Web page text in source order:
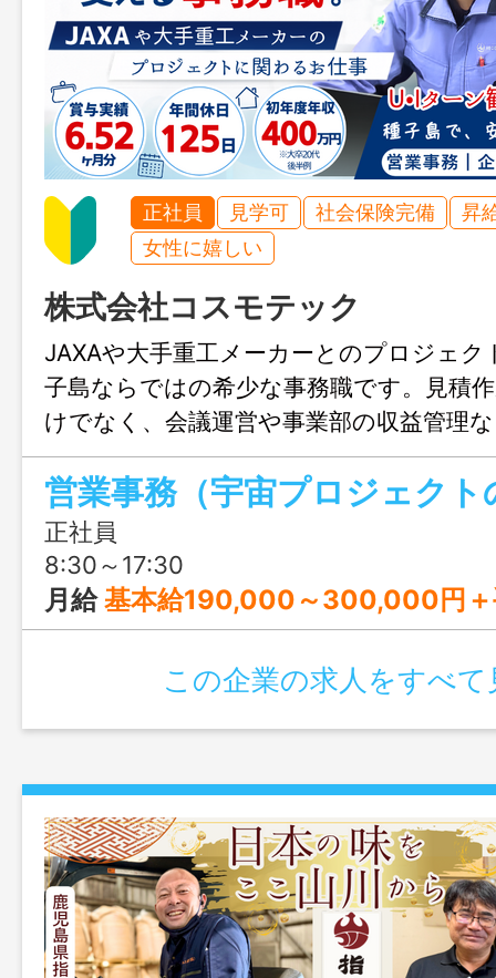
正社員 見学可 社会保険完備
昇
女性に嬉しい
株式会社コスモテック
JAXAや大手重工メーカーとのプロジェク
子島ならではの希少な事務職です。見積
けでなく、会議運営や事業部の収益管理
携われるため、事務＋企画のスキルが身
収400万円以上も可能で、残業ほぼなし
あり。宇宙産業を支えながら、種子島で
ける環境が魅力です。
正社員
8:30～17:30
月給基本給190,000～300,000円＋手当 ※賃金については、経験・
この企業の求人をすべて